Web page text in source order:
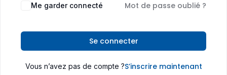
Me garder connecté Mot de passe oublié ?
Se connecter
Vous n’avez pas de compte ?S’inscrire maintenant